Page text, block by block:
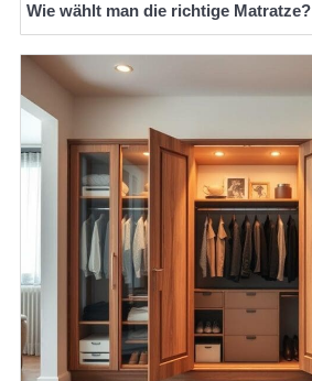
Wie wählt man die richtige Matratze?